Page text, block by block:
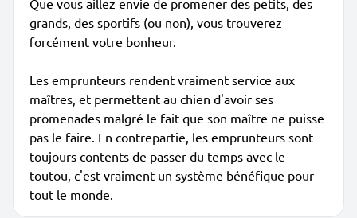
Que vous aillez envie de promener des petits, des
grands, des sportifs (ou non), vous trouverez
forcément votre bonheur.
Les emprunteurs rendent vraiment service aux
maîtres, et permettent au chien d'avoir ses
promenades malgré le fait que son maître ne puisse
pas le faire. En contrepartie, les emprunteurs sont
toujours contents de passer du temps avec le
toutou, c'est vraiment un système bénéfique pour
tout le monde.